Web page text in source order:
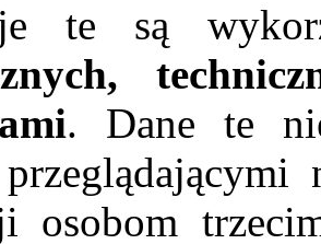
te są
. Dane te
osobom